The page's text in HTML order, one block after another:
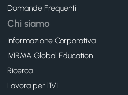
Domande Frequenti
Chi siamo
Informazione Corporativa
IVIRMA Global Education
Ricerca
Lavora per l’IVI